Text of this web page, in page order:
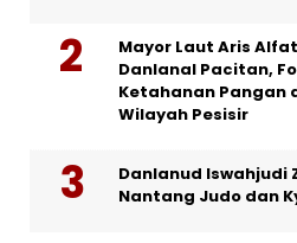
Mayor Laut Aris
Danlanal Pacitan,
Ketahanan Pangan
Wilayah Pesisir
Danlanud Iswahjudi
Nantang Judo dan